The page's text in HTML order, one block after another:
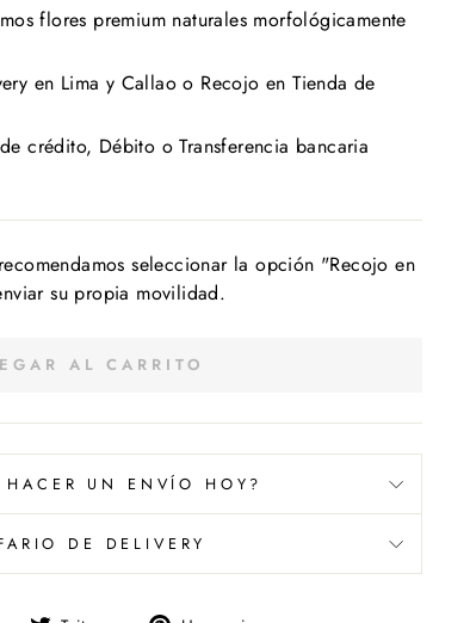
flores premium naturales morfológicamente
en Lima y Callao o Recojo en Tienda de
crédito, Débito o Transferencia bancaria
seleccionar la opción "Recojo en
su propia movilidad.
AL CARRITO
HACER UN ENVÍO HOY?
DE DELIVERY